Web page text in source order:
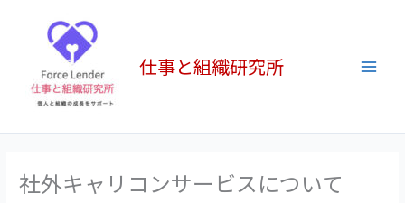
プ
仕事と組織研究所
社外キャリコンサービスについて